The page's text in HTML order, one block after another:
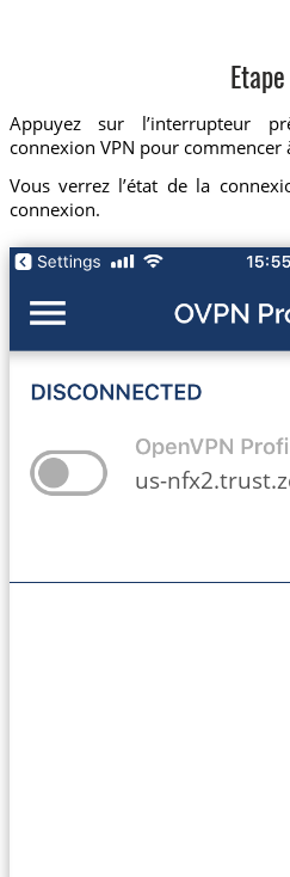
Appuyez sur l’interrupteur
connexion VPN pour commencer
Vous verrez l’état de la
connexion.
us-